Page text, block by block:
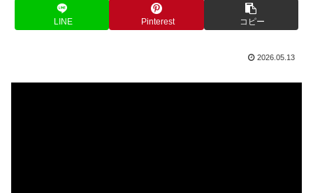
LINE Pinterest コピー
2026.05.13